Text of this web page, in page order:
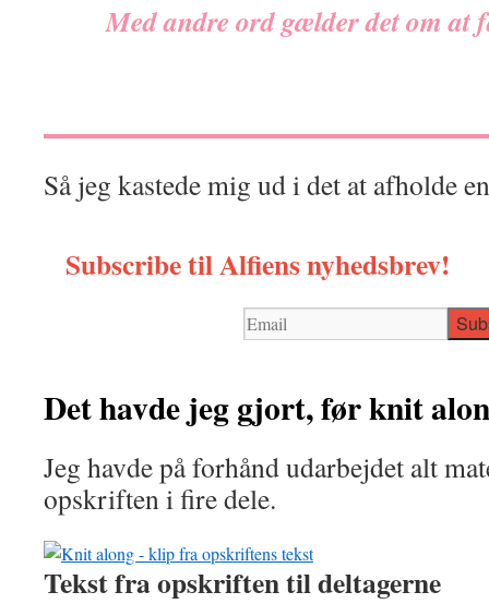
Med andre ord gælder det om at
Så jeg kastede mig ud i det at afholde
Subscribe til Alfiens nyhedsbrev!
Det havde jeg gjort, før knit
Jeg havde på forhånd udarbejdet alt
opskriften i fire dele.
Tekst fra opskriften til deltagerne